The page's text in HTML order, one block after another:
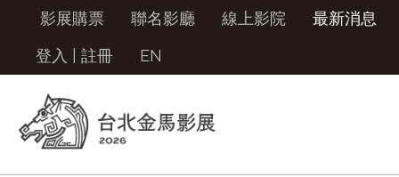
影展購票 聯名影廳 線上影院
最新消息
登入
註冊 EN